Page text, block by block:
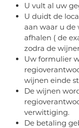
U vult al uw
U duidt de
aan waar u de
afhalen ( de
zodra de
Uw formulier
wijnen einde
De wijnen
verwittiging.
De betaling